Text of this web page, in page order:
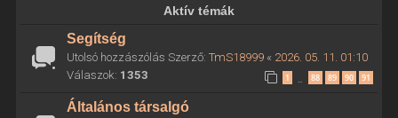
Aktív témák
Segítség
Utolsó hozzászólás Szerző: TmS18999« 2026. 05. 11. 01:10
Válaszok: 1353 1 88 89 90 91
Általános társalgó